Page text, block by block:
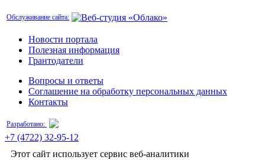
Обслуживание сайта:
Новости портала
Полезная информация
Грантодатели
Вопросы и ответы
Соглашение на обработку персональных данных
Контакты
Разработано:
+7 (4722) 32-95-12
Этот сайт использует сервис веб-аналитики